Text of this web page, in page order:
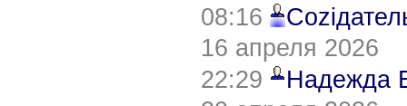
08:16
16 апреля 2026
22:29
Надежда